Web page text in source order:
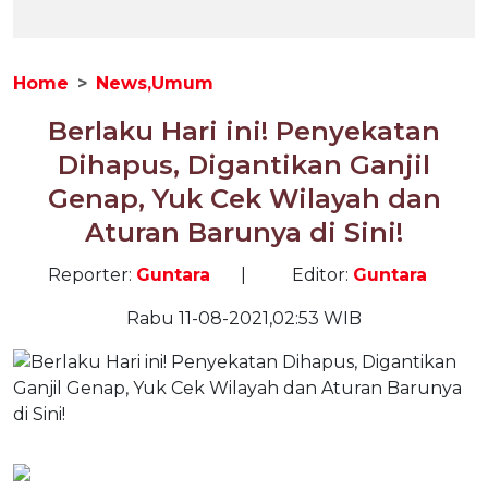
Home News,Umum
Berlaku Hari ini! Penyekatan
Dihapus, Digantikan Ganjil
Genap, Yuk Cek Wilayah dan
Aturan Barunya di Sini!
Reporter: Guntara Editor: Guntara
Rabu 11-08-2021,02:53 WIB